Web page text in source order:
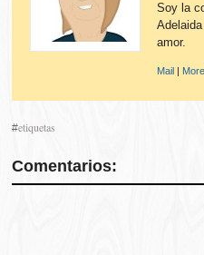
Soy la
amor.
Mail |
#etiquetas
Comentarios: